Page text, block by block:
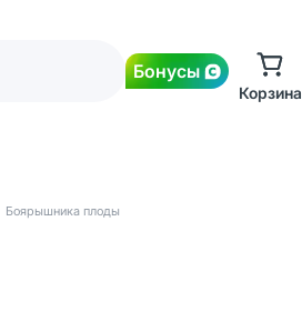
Бонусы
Корзина
Боярышника плоды